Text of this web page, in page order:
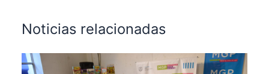
Noticias relacionadas